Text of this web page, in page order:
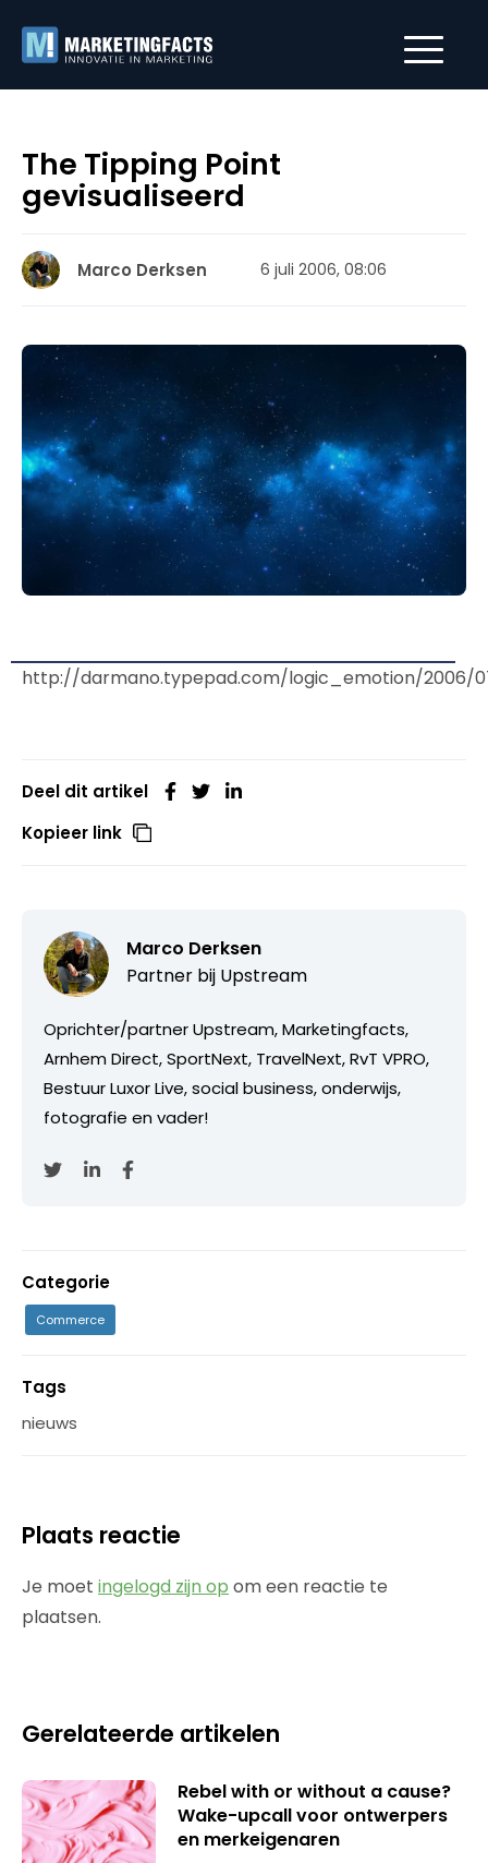
The Tipping Point
gevisualiseerd
Marco Derksen 6 juli 2006, 08:06
http://darmano.typepad.com/logic_emotion/2006/
Deel dit artikel
Kopieer link
Marco Derksen
Partner bij Upstream
Oprichter/partner Upstream, Marketingfacts,
Arnhem Direct, SportNext, TravelNext, RvT VPRO,
Bestuur Luxor Live, social business, onderwijs,
fotografie en vader!
Categorie
Commerce
Tags
nieuws
Plaats reactie
Je moet ingelogd zijn op om een reactie te
plaatsen.
Gerelateerde artikelen
Rebel with or without a cause?
Wake-upcall voor ontwerpers
en merkeigenaren